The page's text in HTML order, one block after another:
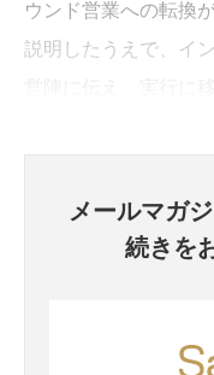
ウンド営業への転換
説明したうえで、イ
メールマガ
続きを